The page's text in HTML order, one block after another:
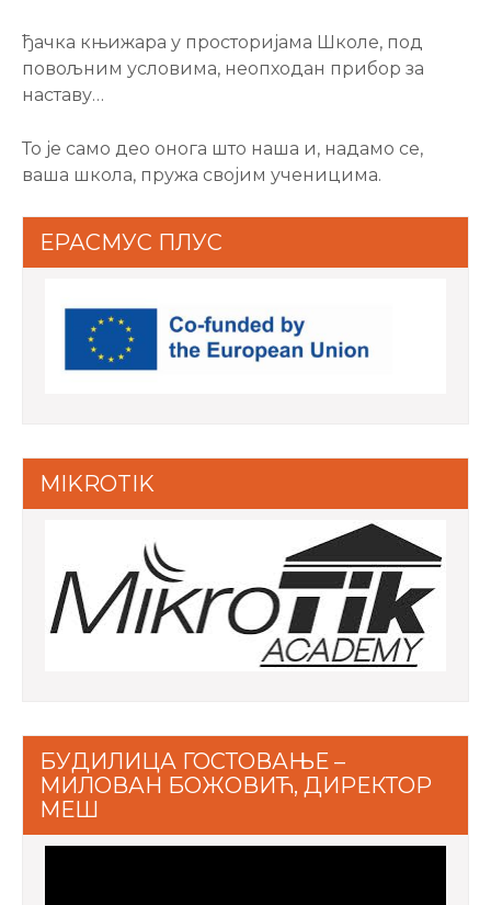
ђачка књижара у просторијама Школе, под
повољним условима, неопходан прибор за
наставу…
То је само део онога што наша и, надамо се,
ваша школа, пружа својим ученицима.
ЕРАСМУС ПЛУС
MIKROTIK
БУДИЛИЦА ГОСТОВАЊЕ –
МИЛОВАН БОЖОВИЋ, ДИРЕКТОР
МЕШ